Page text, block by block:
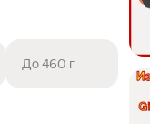
До 460 г